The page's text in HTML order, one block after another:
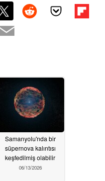
Samanyolu'nda bir
süpernova kalıntısı
keşfedilmiş olabilir
06/13/2026